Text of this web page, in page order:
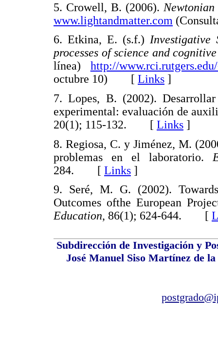
5. Crowell, B. (2006).
www.lightandmatter.com
6. Etkina, E. (s.f.) Investigative
processes of science and
línea) http://
octubre 10) [ Links ]
7. Lopes, B. (2002).
experimental: evaluación de
20(1); 115-132. [ Links ]
8. Regiosa, C. y Jiménez, M.
problemas en el laboratorio.
284. [ Links ]
9. Seré, M. G. (2002).
Outcomes ofthe European
Education, 86(1); 624-644. [
Subdirección de Investigación y
José Manuel Siso Martínez de